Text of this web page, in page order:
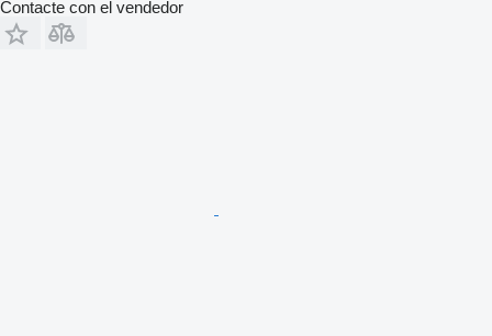
Contacte con el vendedor